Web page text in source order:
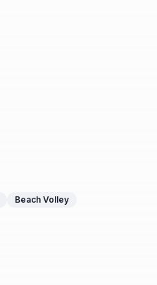
Beach Volley